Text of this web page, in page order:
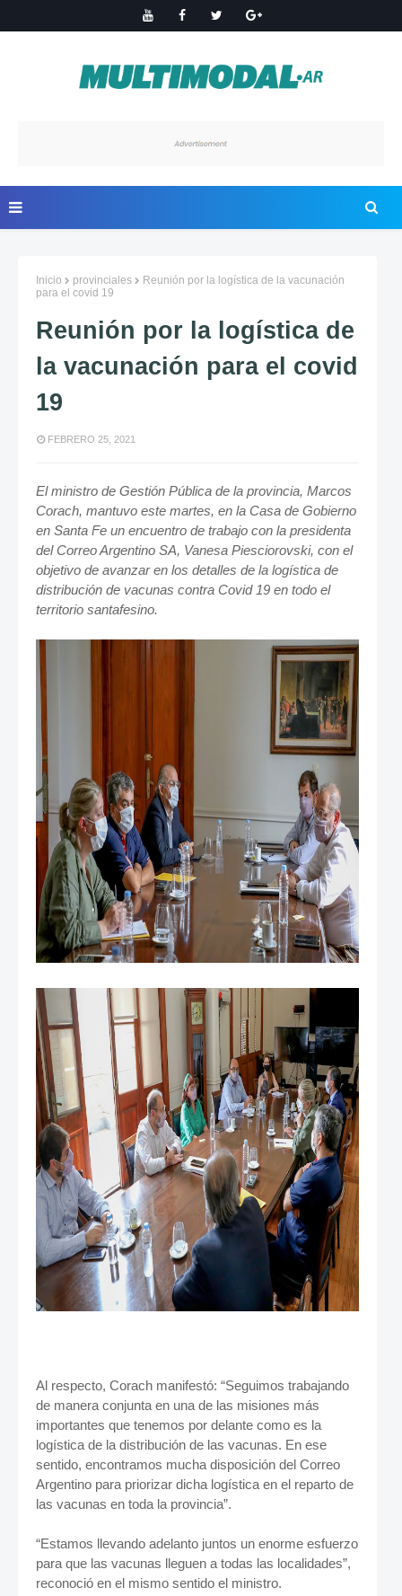
Inicio provinciales
Reunión por la logística de la vacunación
para el covid 19
Reunión por la logística de
la vacunación para el covid
19
FEBRERO 25, 2021
El ministro de Gestión Pública de la provincia, Marcos
Corach, mantuvo este martes, en la Casa de Gobierno
en Santa Fe un encuentro de trabajo con la presidenta
del Correo Argentino SA, Vanesa Piesciorovski, con el
objetivo de avanzar en los detalles de la logística de
distribución de vacunas contra Covid 19 en todo el
territorio santafesino.
Al respecto, Corach manifestó: “Seguimos trabajando
de manera conjunta en una de las misiones más
importantes que tenemos por delante como es la
logística de la distribución de las vacunas. En ese
sentido, encontramos mucha disposición del Correo
Argentino para priorizar dicha logística en el reparto de
las vacunas en toda la provincia”.
“Estamos llevando adelanto juntos un enorme esfuerzo
para que las vacunas lleguen a todas las localidades”,
reconoció en el mismo sentido el ministro.